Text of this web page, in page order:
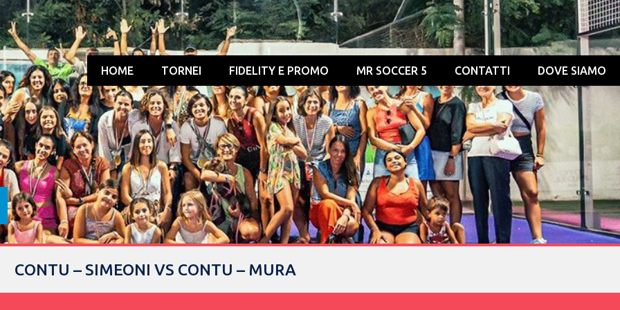
HOME TORNEI FIDELITY E PROMO MR SOCCER 5 CONTATTI DOVE SIAMO
CONTU – SIMEONI VS CONTU – MURA